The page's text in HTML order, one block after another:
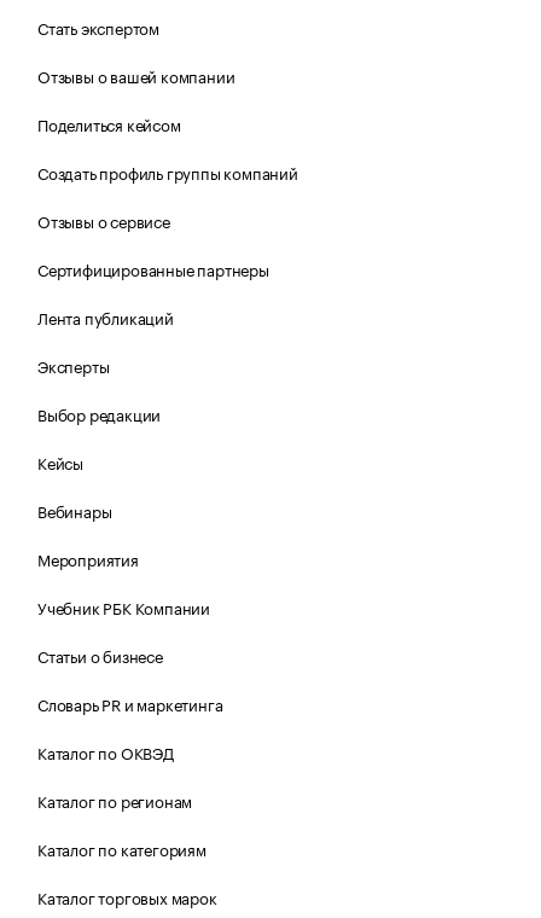
Стать экспертом
Отзывы о вашей компании
Поделиться кейсом
Создать профиль группы компаний
Отзывы о сервисе
Сертифицированные партнеры
Лента публикаций
Эксперты
Выбор редакции
Кейсы
Вебинары
Мероприятия
Учебник РБК Компании
Статьи о бизнесе
Словарь PR и маркетинга
Каталог по ОКВЭД
Каталог по регионам
Каталог по категориям
Каталог торговых марок